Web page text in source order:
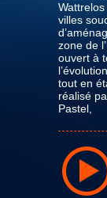
villes
zone de
ouvert à
tout en
réalisé
Pastel,